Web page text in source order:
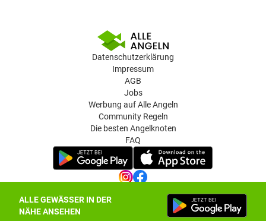
ALLE GEWÄSSER IN DER
NÄHE ANSEHEN
Datenschutzerklärung
Impressum
AGB
Jobs
Werbung auf Alle Angeln
Community Regeln
Die besten Angelknoten
FAQ
Datenschutz-Einstellungen